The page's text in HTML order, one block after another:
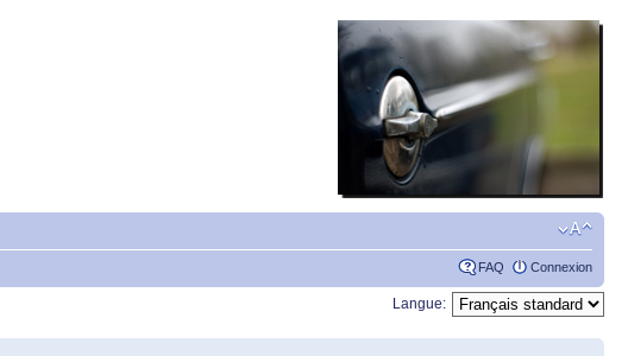
FAQ Connexion
Langue: